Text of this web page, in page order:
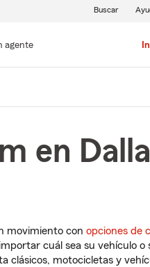
agente
Buscar
en
movimiento con opciones de
cuál sea su vehículo o
clásicos, motocicletas y